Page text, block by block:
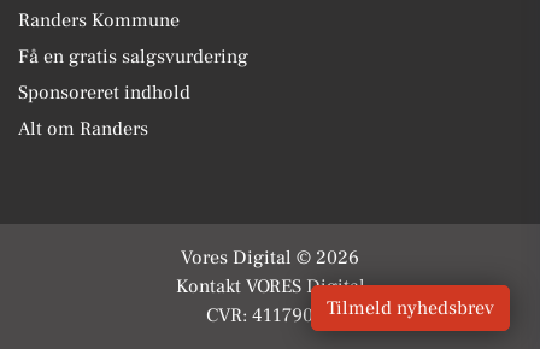
Randers Kommune
Få en gratis salgsvurdering
Sponsoreret indhold
Alt om Randers
Vores Digital © 2026
Kontakt VORES Digital
CVR: 41179082Tilmeld nyhedsbrev